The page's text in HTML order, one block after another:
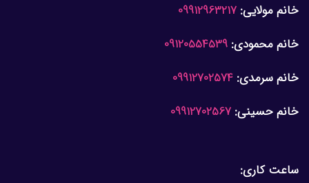
خانم مولایی: 09912963217
خانم محمودی: 09120554539
خانم سرمدی: 09912702574
خانم حسینی: 09912702567
ساعت کاری: